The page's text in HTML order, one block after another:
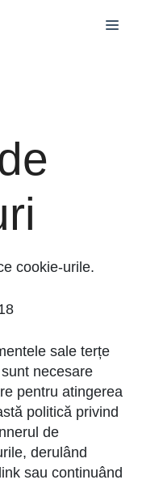
cookie-urile.
sale terțe
necesare
pentru atingerea
politică privind
de
derulând
sau continuând